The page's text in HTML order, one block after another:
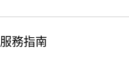
服務指南